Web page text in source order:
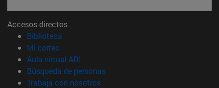
Accesos directos
Biblioteca
Mi correo(abre en nueva ventana)
Aula virtual ADI
Búsqueda de personas(abre en nueva ventana)
Trabaja con nosotros(abre en nueva ventana)